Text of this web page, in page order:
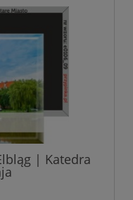
| Katedra